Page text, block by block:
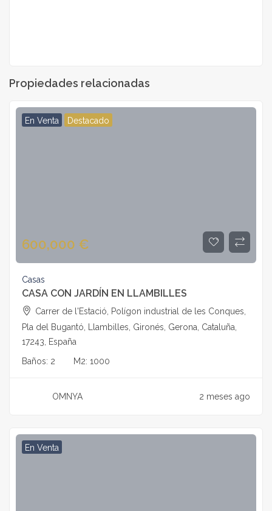
Propiedades relacionadas
En Venta Destacado
600,000 €
Casas
CASA CON JARDÍN EN LLAMBILLES
Carrer de l'Estació, Polígon industrial de les Conques,
Pla del Bugantó, Llambilles, Gironés, Gerona, Cataluña,
17243, España
Baños: 2 M2: 1000
OMNYA 2 meses ago
En Venta